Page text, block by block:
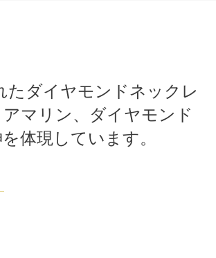
たダイヤモンドネックレ
マリン、ダイヤモンド
体現しています。